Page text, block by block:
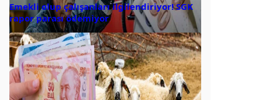
Emekli olup çalışanları ilgilendiriyor! SGK
rapor parası ödemiyor